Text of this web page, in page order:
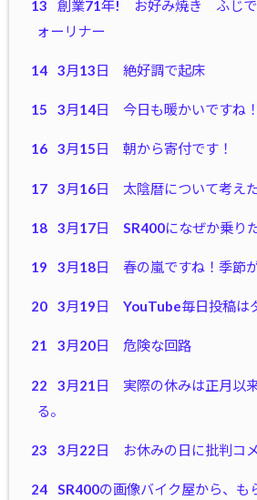
13
創業71年! お好み焼き ふじで
ォーリナー
14 3月13日 絶好調で起床
15 3月14日 今日も暖かいですね！
16 3月15日 朝から寄付です！
17 3月16日 太陰暦について考えた
18 3月17日 SR400になぜか乗りた
19 3月18日 春の嵐ですね！季節が
20 3月19日 YouTube毎日投稿は
21 3月20日 危険な回路
22
3月21日 実際の休みは正月以
る。
23 3月22日 お休みの日に批判コメ
24 SR400の画像バイク屋から、も